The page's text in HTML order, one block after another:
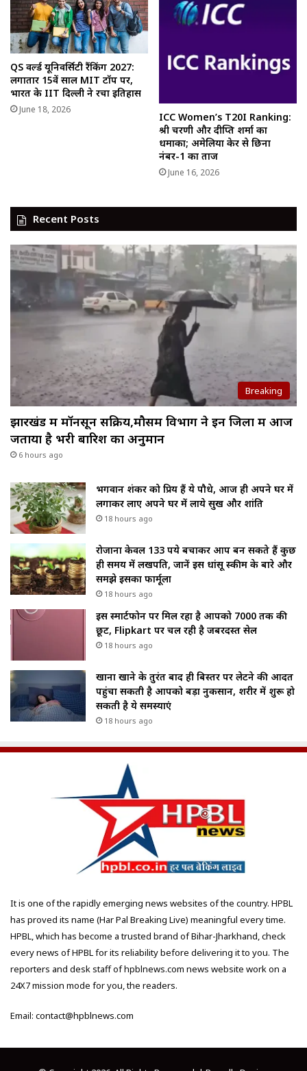
QS वर्ल्ड यूनिवर्सिटी रैंकिंग 2027:
लगातार 15वें साल MIT टॉप पर,
भारत के IIT दिल्ली ने रचा इतिहास
June 18, 2026
ICC Women’s T20I Ranking:
श्री चरणी और दीप्ति शर्मा का
धमाका; अमेलिया केर से छिना
नंबर-1 का ताज
June 16, 2026
Recent Posts
Breaking
झारखंड में मॉनसून सक्रिय,मौसम विभाग ने इन जिलों में आज
जताया है भरी बारिश का अनुमान
6 hours ago
भगवान शंकर को प्रिय हैं ये पौधे, आज ही अपने घर में
लगाकर लाए अपने घर में लाये सुख और शांति
18 hours ago
रोजाना केवल 133 रुपये बचाकर आप बन सकते हैं कुछ
ही समय में लखपति, जानें इस धांसू स्कीम के बारे और
समझे इसका फार्मूला
18 hours ago
इस स्मार्टफोन पर मिल रहा है आपको ₹7000 तक की
छूट, Flipkart पर चल रही है जबरदस्त सेल
18 hours ago
खाना खाने के तुरंत बाद ही बिस्तर पर लेटने की आदत
पहुंचा सकती है आपको बड़ा नुकसान, शरीर में शुरू हो
सकती है ये समस्याएं
18 hours ago
It is one of the rapidly emerging news websites of the country. HPBL
has proved its name (Har Pal Breaking Live) meaningful every time.
HPBL, which has become a trusted brand of Bihar-Jharkhand, check
every news of HPBL for its reliability before delivering it to you. The
reporters and desk staff of hpblnews.com news website work on a
24X7 mission mode for you, the readers.
Email: contact@hpblnews.com